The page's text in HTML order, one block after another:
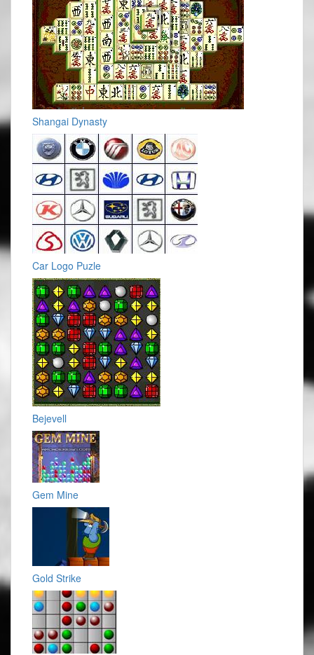
Shangai Dynasty
Car Logo Puzle
Bejevell
Gem Mine
Gold Strike